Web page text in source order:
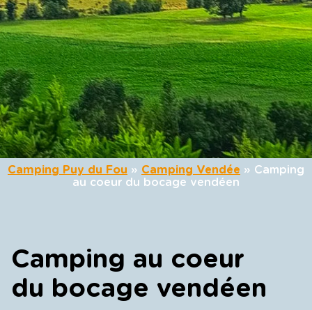
Camping Puy du Fou » Camping Vendée » Camping
au coeur du bocage vendéen
Camping au coeur
du bocage vendéen